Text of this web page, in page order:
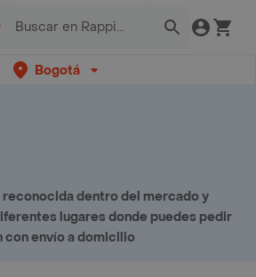
Bogotá
reconocida dentro del mercado y
lugares donde puedes pedir
envío a domicilio